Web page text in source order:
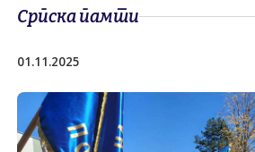
Српска памти
01.11.2025